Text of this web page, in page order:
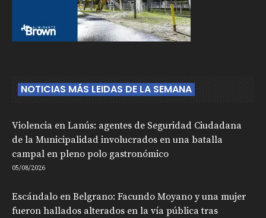
NOTICIAS MÁS LEIDAS DE LA SEMANA
Violencia en Lanús: agentes de Seguridad Ciudadana
de la Municipalidad involucrados en una batalla
campal en pleno polo gastronómico
05/08/2026
Escándalo en Belgrano: Facundo Moyano y una mujer
fueron hallados alterados en la vía pública tras